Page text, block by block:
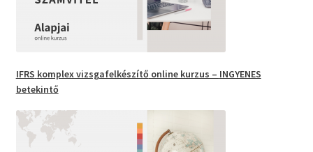
IFRS komplex vizsgafelkészítő online kurzus – INGYENES
betekintő